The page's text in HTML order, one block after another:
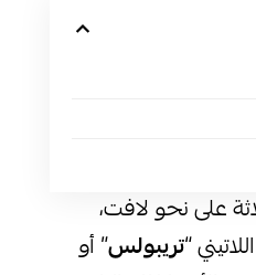
على نحو لافت،
“تريبولس” أو